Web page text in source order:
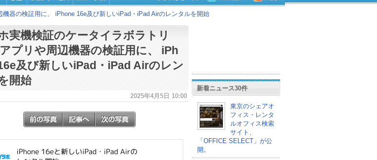
器の検証用に、 iPhone 16e及び新しいiPad・iPad Airのレンタルを開始
実機検証のケータイラボラトリ
プリや周辺機器の検証用に、 iPh
及び新しいiPad・iPad Airのレン
開始
2025年4月5日 10:00
新着ニュース30件
東京のシェアオ
フィス・レンタ
ルオフィス検索
サイト、
「OFFICE SELECT」が公
開。